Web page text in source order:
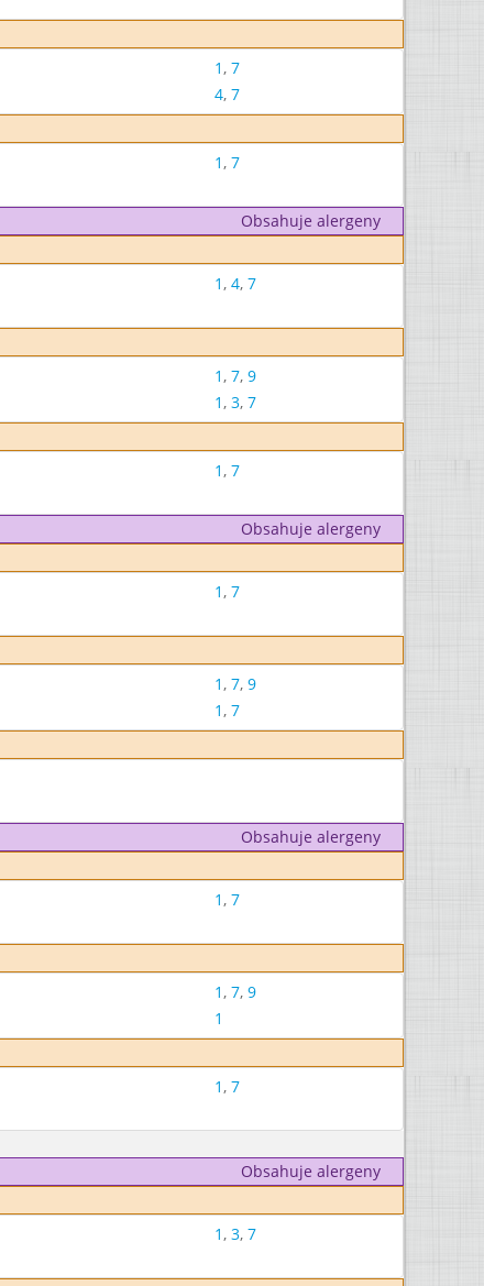
1, 7
4, 7
1, 7
Obsahuje alergeny
1, 4, 7
1, 7, 9
1, 3, 7
1, 7
Obsahuje alergeny
1, 7
1, 7, 9
1, 7
Obsahuje alergeny
1, 7
1, 7, 9
1
1, 7
Obsahuje alergeny
1, 3, 7